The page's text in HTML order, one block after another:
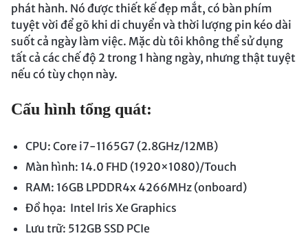
phát hành. Nó được thiết kế đẹp mắt, có bàn phím
tuyệt vời để gõ khi di chuyển và thời lượng pin kéo dài
suốt cả ngày làm việc. Mặc dù tôi không thể sử dụng
tất cả các chế độ 2 trong 1 hàng ngày, nhưng thật tuyệt
nếu có tùy chọn này.
Cấu hình tổng quát:
CPU: Core i7-1165G7 (2.8GHz/12MB)
Màn hình: 14.0 FHD (1920×1080)/Touch
RAM: 16GB LPDDR4x 4266MHz (onboard)
Đồ họa: Intel Iris Xe Graphics
Lưu trữ: 512GB SSD PCIe